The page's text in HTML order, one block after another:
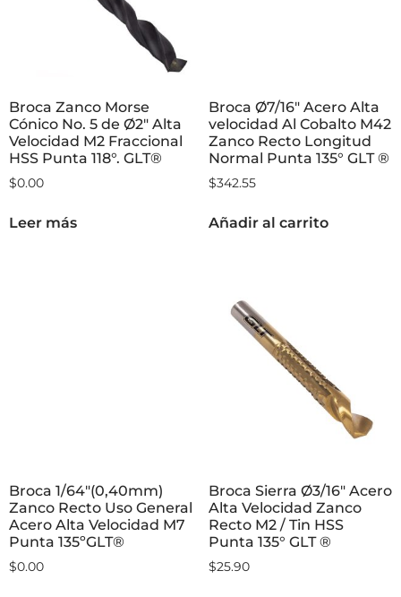
Broca Zanco Morse
Cónico No. 5 de Ø2″ Alta
Velocidad M2 Fraccional
HSS Punta 118°. GLT®
$0.00
Leer más
Broca Ø7/16″ Acero Alta
velocidad Al Cobalto M42
Zanco Recto Longitud
Normal Punta 135° GLT ®
$342.55
Añadir al carrito
Broca 1/64″(0,40mm)
Zanco Recto Uso General
Acero Alta Velocidad M7
Punta 135ºGLT®
$0.00
Broca Sierra Ø3/16″ Acero
Alta Velocidad Zanco
Recto M2 / Tin HSS
Punta 135° GLT ®
$25.90